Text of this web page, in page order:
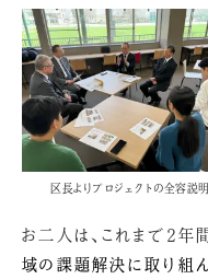
区長よりプロジェクトの全容説明
お二人は、これまで2年
域の課題解決に取り組